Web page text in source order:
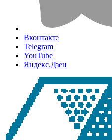
Вконтакте
Telegram
YouTube
Яндекс.Дзен